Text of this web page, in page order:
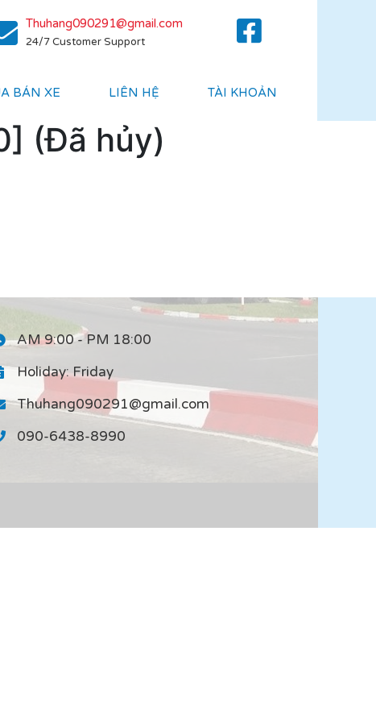
Thuhang090291@gmail.com
24/7 Customer Support
BÁN XE LIÊN HỆ TÀI KHOẢN
(Đã hủy)
AM 9:00 - PM 18:00
Holiday: Friday
Thuhang090291@gmail.com
090-6438-8990